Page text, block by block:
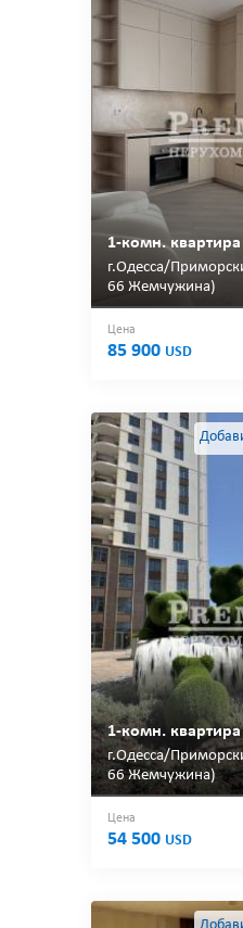
1-комн.
г.Одесса/
66 Жемчужина)
Цена
85 900 USD
1-комн.
г.Одесса/
66 Жемчужина)
Цена
54 500 USD